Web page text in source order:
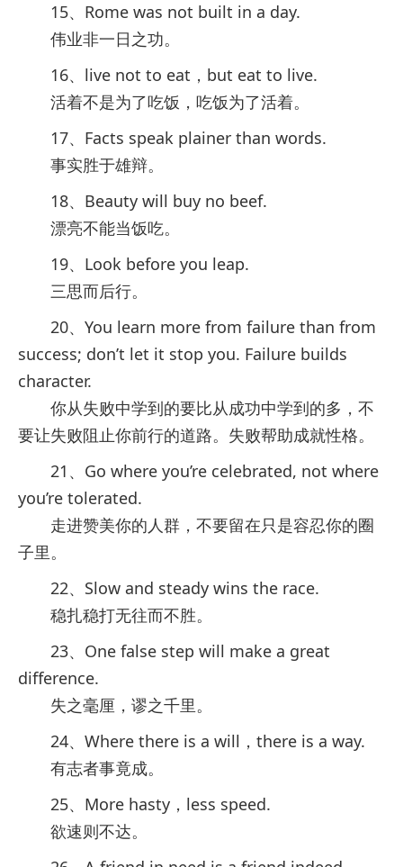
15、Rome was not built in a day.
伟业非一日之功。
16、live not to eat，but eat to live.
活着不是为了吃饭，吃饭为了活着。
17、Facts speak plainer than words.
事实胜于雄辩。
18、Beauty will buy no beef.
漂亮不能当饭吃。
19、Look before you leap.
三思而后行。
20、You learn more from failure than from
success; don’t let it stop you. Failure builds
character.
你从失败中学到的要比从成功中学到的多，不
要让失败阻止你前行的道路。失败帮助成就性格。
21、Go where you’re celebrated, not where
you’re tolerated.
走进赞美你的人群，不要留在只是容忍你的圈
子里。
22、Slow and steady wins the race.
稳扎稳打无往而不胜。
23、One false step will make a great
difference.
失之毫厘，谬之千里。
24、Where there is a will，there is a way.
有志者事竟成。
25、More hasty，less speed.
欲速则不达。